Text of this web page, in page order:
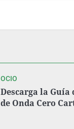
OCIO
Descarga la Guía
de Onda Cero